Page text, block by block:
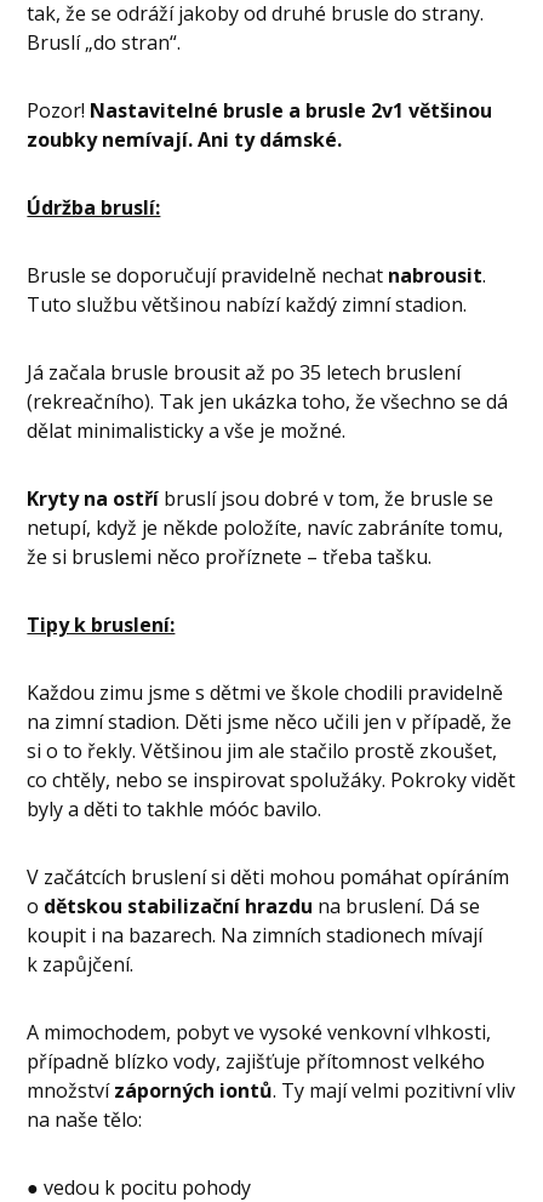
tak, že se odráží jakoby od druhé brusle do strany.
Bruslí „do stran“.
Pozor! Nastavitelné brusle a brusle 2v1 většinou
zoubky nemívají. Ani ty dámské.
Údržba bruslí:
Brusle se doporučují pravidelně nechat nabrousit.
Tuto službu většinou nabízí každý zimní stadion.
Já začala brusle brousit až po 35 letech bruslení
(rekreačního). Tak jen ukázka toho, že všechno se dá
dělat minimalisticky a vše je možné.
Kryty na ostří bruslí jsou dobré v tom, že brusle se
netupí, když je někde položíte, navíc zabráníte tomu,
že si bruslemi něco proříznete – třeba tašku.
Tipy k bruslení:
Každou zimu jsme s dětmi ve škole chodili pravidelně
na zimní stadion. Děti jsme něco učili jen v případě, že
si o to řekly. Většinou jim ale stačilo prostě zkoušet,
co chtěly, nebo se inspirovat spolužáky. Pokroky vidět
byly a děti to takhle móóc bavilo.
V začátcích bruslení si děti mohou pomáhat opíráním
o dětskou stabilizační hrazdu na bruslení. Dá se
koupit i na bazarech. Na zimních stadionech mívají
k zapůjčení.
A mimochodem, pobyt ve vysoké venkovní vlhkosti,
případně blízko vody, zajišťuje přítomnost velkého
množstvízáporných iontů. Ty mají velmi pozitivní vliv
na naše tělo:
● vedou k pocitu pohody